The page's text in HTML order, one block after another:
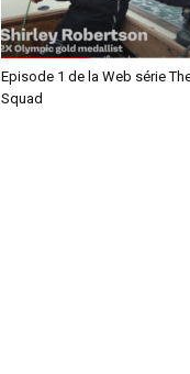
Episode 1 de la Web série
Squad